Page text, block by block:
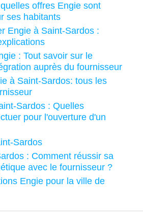
offres Engie sont
ses habitants
Engie à Saint-Sardos :
: Tout savoir sur le
auprès du fournisseur
à Saint-Sardos: tous les
Sardos : Quelles
pour l'ouverture d'un
Sardos
: Comment réussir sa
avec le fournisseur ?
Engie pour la ville de